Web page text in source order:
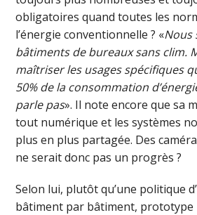
obligatoires quand toutes les
l’énergie conventionnelle ? «Nous
bâtiments de bureaux sans clim.
maîtriser les usages spécifiques
50% de la consommation
parle pas». Il note encore que sa
tout numérique et les systèmes
plus en plus partagée. Des
ne serait donc pas un progrès ?
Selon lui, plutôt qu’une politique
bâtiment par bâtiment,